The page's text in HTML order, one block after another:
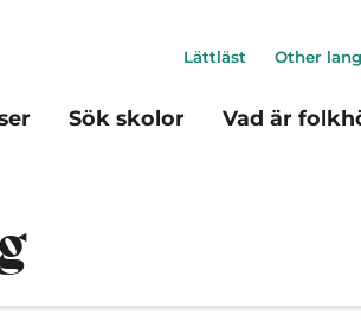
Sök skolor Vad är
Lättläst Other